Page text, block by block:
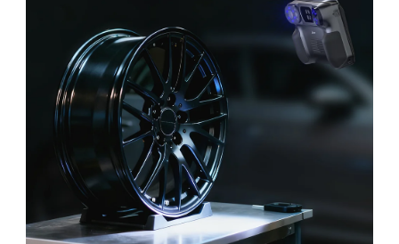
CALIFIQUE SU NIVEL DE SATISFACCIÓN CON ESTA
PÁGINA:
INSATISFECHO
3 4 5 6
*
RAZONES DE SU SATISFACCIÓN